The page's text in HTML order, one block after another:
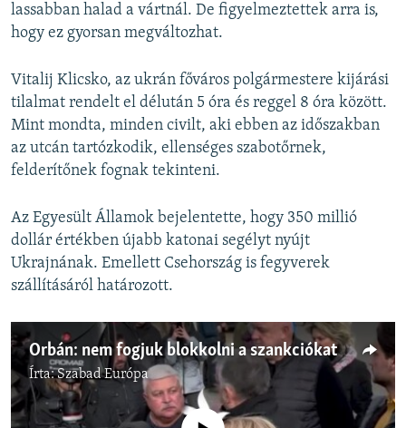
lassabban halad a vártnál. De figyelmeztettek arra is,
hogy ez gyorsan megváltozhat.
Vitalij Klicsko, az ukrán főváros polgármestere kijárási
tilalmat rendelt el délután 5 óra és reggel 8 óra között.
Mint mondta, minden civilt, aki ebben az időszakban
az utcán tartózkodik, ellenséges szabotőrnek,
felderítőnek fognak tekinteni.
Az Egyesült Államok bejelentette, hogy 350 millió
dollár értékben újabb katonai segélyt nyújt
Ukrajnának. Emellett Csehország is fegyverek
szállításáról határozott.
Orbán: nem fogjuk blokkolni a szankciókat
Írta:Szabad Európa
Jelenleg nincs elérhető tartalom